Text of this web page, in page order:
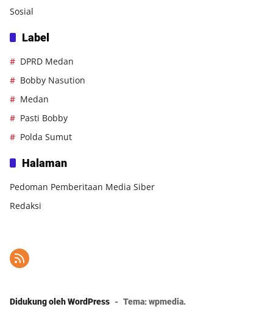
Sosial
Label
DPRD Medan
Bobby Nasution
Medan
Pasti Bobby
Polda Sumut
Halaman
Pedoman Pemberitaan Media Siber
Redaksi
Didukung oleh WordPress - Tema: wpmedia.